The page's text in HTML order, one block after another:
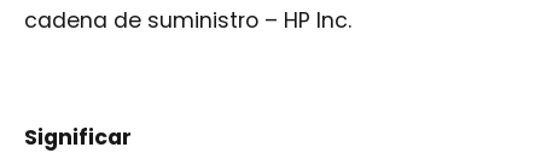
cadena de suministro – HP Inc.
Significar